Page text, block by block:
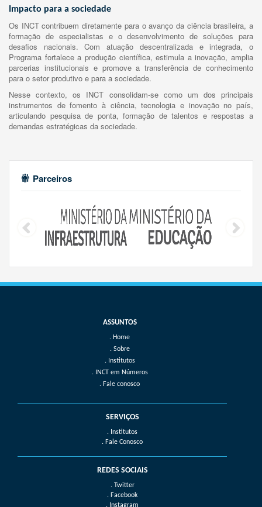
Impacto para a sociedade
Os INCT contribuem diretamente para o avanço da ciência brasileira, a
formação de especialistas e o desenvolvimento de soluções para
desafios nacionais. Com atuação descentralizada e integrada, o
Programa fortalece a produção científica, estimula a inovação, amplia
parcerias institucionais e promove a transferência de conhecimento
para o setor produtivo e para a sociedade.
Nesse contexto, os INCT consolidam-se como um dos principais
instrumentos de fomento à ciência, tecnologia e inovação no país,
articulando pesquisa de ponta, formação de talentos e respostas a
demandas estratégicas da sociedade.
Parceiros
Home
Sobre
Institutos
INCT em Números
Fale conosco
SERVIÇOS
. Institutos
. Fale Conosco
REDES SOCIAIS
. Twitter
. Facebook
. Instagram